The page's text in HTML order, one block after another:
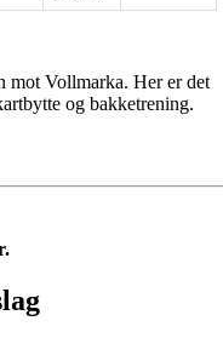
mot Vollmarka. Her er det
og bakketrening.